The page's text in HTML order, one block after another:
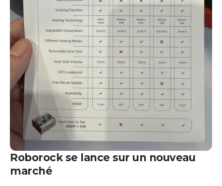
Roborock se lance sur un nouveau
marché